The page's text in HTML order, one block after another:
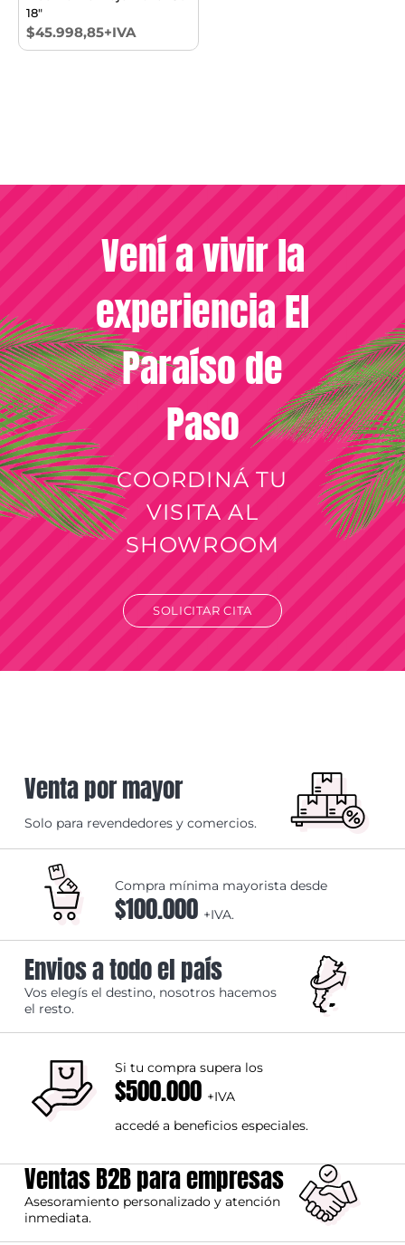
18"
$45.998,85+IVA
Vení a vivir la
experiencia El
Paraíso de
Paso
COORDINÁ TU
VISITA AL
SHOWROOM
SOLICITAR CITA
Venta por mayor
Solo para revendedores y comercios.
Compra mínima mayorista desde
$100.000 +IVA.
Envios a todo el país
Vos elegís el destino, nosotros hacemos
el resto.
Si tu compra supera los
$500.000 +IVA
accedé a beneficios especiales.
Ventas B2B para empresas
Asesoramiento personalizado y atención
inmediata.